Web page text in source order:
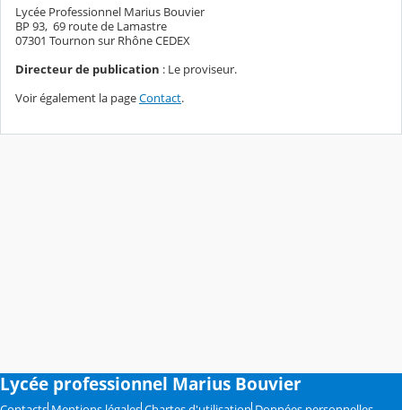
Lycée Professionnel Marius Bouvier
BP 93, 69 route de Lamastre
07301 Tournon sur Rhône CEDEX
Directeur de publication : Le proviseur.
Voir également la pageContact.
Lycée professionnel Marius Bouvier